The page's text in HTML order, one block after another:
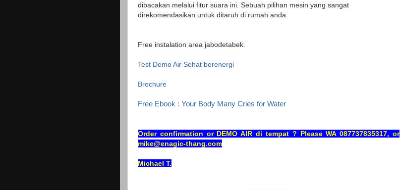
dibacakan melalui fitur suara ini. Sebuah pilihan mesin yang sangat
direkomendasikan untuk ditaruh di rumah anda.
Free instalation area jabodetabek.
Test Demo Air Sehat berenergi
Brochure
Free Ebook : Your Body Many Cries for Water
Order confirmation or DEMO AIR di tempat ? Please WA 087737835317, or
mike@enagic-thang.com
Michael T.